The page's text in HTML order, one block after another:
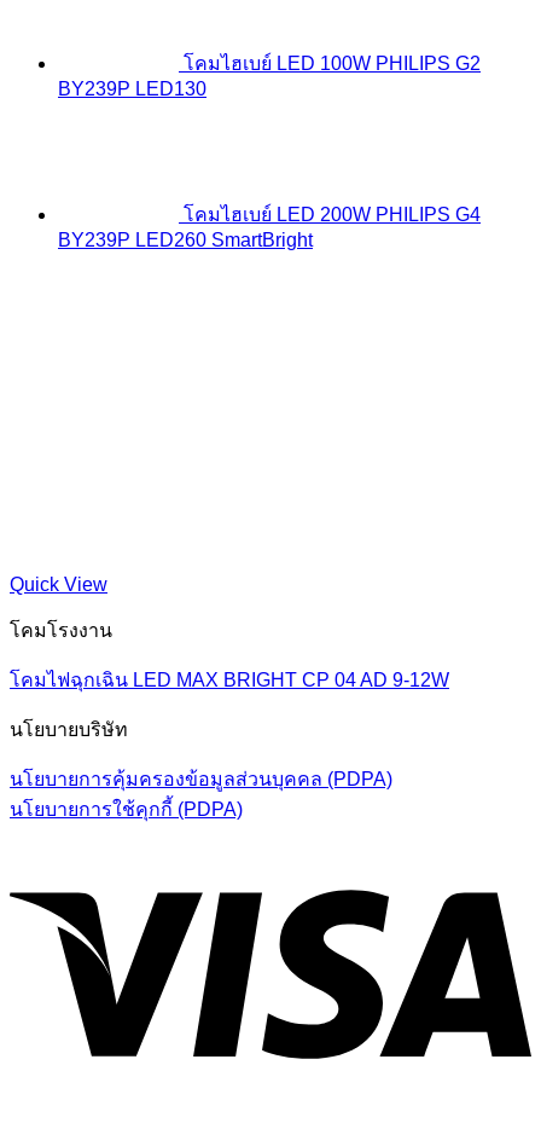
โคมไฮเบย์ LED 100W PHILIPS G2
BY239P LED130
โคมไฮเบย์ LED 200W PHILIPS G4
BY239P LED260 SmartBright
Quick View
โคมโรงงาน
โคมไฟฉุกเฉิน LED MAX BRIGHT CP 04 AD 9-12W
นโยบายบริษัท
นโยบายการคุ้มครองข้อมูลส่วนบุคคล (PDPA)
นโยบายการใช้คุกกี้ (PDPA)